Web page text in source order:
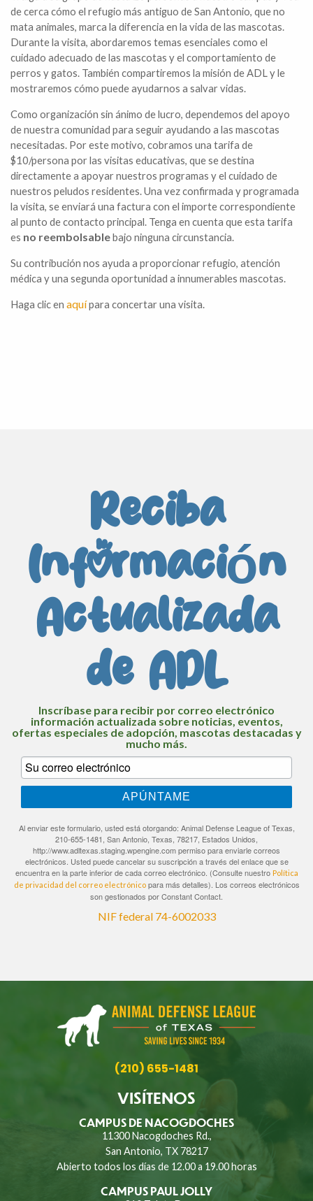
de cerca cómo el refugio más antiguo de San Antonio, que no
mata animales, marca la diferencia en la vida de las mascotas.
Durante la visita, abordaremos temas esenciales como el
cuidado adecuado de las mascotas y el comportamiento de
perros y gatos. También compartiremos la misión de ADL y le
mostraremos cómo puede ayudarnos a salvar vidas.
Como organización sin ánimo de lucro, dependemos del apoyo
de nuestra comunidad para seguir ayudando a las mascotas
necesitadas. Por este motivo, cobramos una tarifa de
$10/persona por las visitas educativas, que se destina
directamente a apoyar nuestros programas y el cuidado de
nuestros peludos residentes. Una vez confirmada y programada
la visita, se enviará una factura con el importe correspondiente
al punto de contacto principal. Tenga en cuenta que esta tarifa
es no reembolsablebajo ninguna circunstancia.
Su contribución nos ayuda a proporcionar refugio, atención
médica y una segunda oportunidad a innumerables mascotas.
Haga clic en aquípara concertar una visita.
Reciba
Información
Actualizada
de ADL
Inscríbase para recibir por correo electrónico
información actualizada sobre noticias, eventos,
ofertas especiales de adopción, mascotas destacadas y
mucho más.
APÚNTAME
Al enviar este formulario, usted está otorgando: Animal Defense League of Texas,
210-655-1481, San Antonio, Texas, 78217, Estados Unidos,
http://www.adltexas.staging.wpengine.com permiso para enviarle correos
electrónicos. Usted puede cancelar su suscripción a través del enlace que se
encuentra en la parte inferior de cada correo electrónico. (Consulte nuestro Política
de privacidad del correo electrónicopara más detalles). Los correos electrónicos
son gestionados por Constant Contact.
NIF federal 74-6002033
(210) 655-1481
VISÍTENOS
CAMPUS DE NACOGDOCHES
11300 Nacogdoches Rd.,
San Antonio, TX 78217
Abierto todos los días de 12.00 a 19.00 horas
CAMPUS PAUL JOLLY